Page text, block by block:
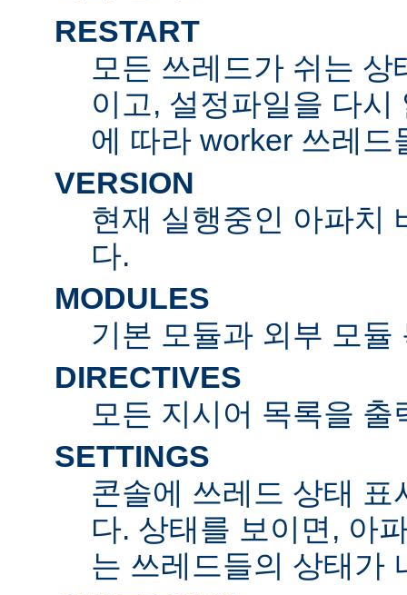
RESTART
모든 쓰레드가 쉬는
이고, 설정파일을 다
에 따라 worker 쓰레드
VERSION
현재 실행중인 아파치
다.
MODULES
기본 모듈과 외부 모듈
DIRECTIVES
모든 지시어 목록을 출
SETTINGS
콘솔에 쓰레드 상태 표
다. 상태를 보이면, 아
는 쓰레드들의 상태가